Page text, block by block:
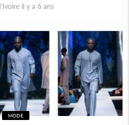
il y a 6 ans
MODE